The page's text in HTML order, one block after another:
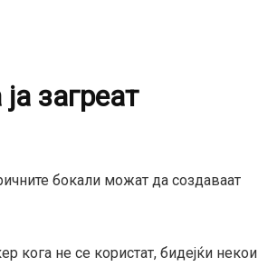
загреат
бокали можат да создаваат
кога не се користат, бидејќи некои